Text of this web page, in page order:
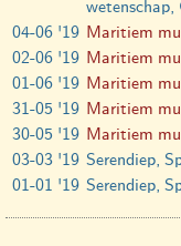
wetenschap,
04-06 '19 Maritiem
02-06 '19 Maritiem
01-06 '19 Maritiem
31-05 '19 Maritiem
30-05 '19 Maritiem
03-03 '19 Serendiep,
01-01 '19 Serendiep,